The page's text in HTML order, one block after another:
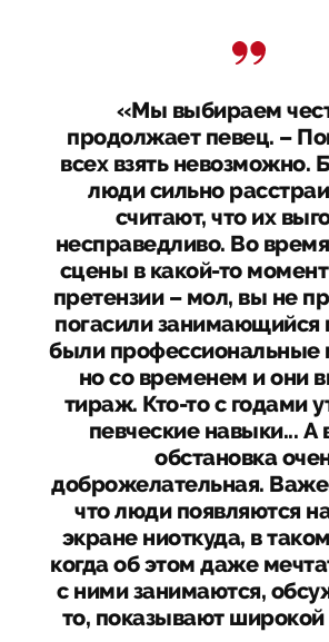
«Мы выбираем
продолжает певец. –
всех взять невозможно.
люди сильно
считают, что их
несправедливо. Во
сцены в какой-то момент
претензии – мол, вы не
погасили занимающийся
были профессиональные
но со временем и они
тираж. Кто-то с годами
певческие навыки... А
обстановка
доброжелательная.
что люди появляются
экране ниоткуда, в
когда об этом даже
с ними занимаются,
то, показывают широкой